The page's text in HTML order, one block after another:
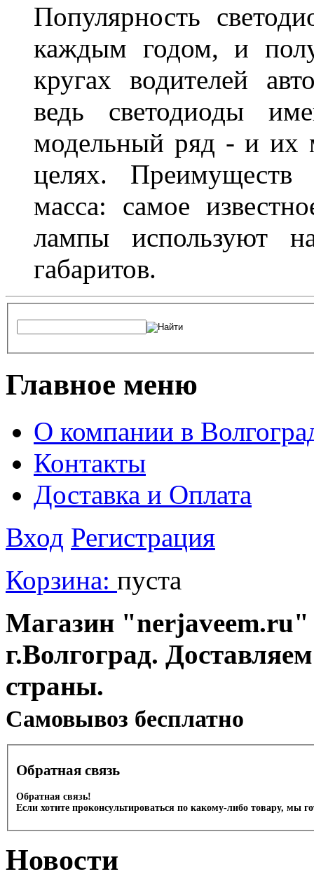
Популярность
каждым годом, и
кругах водителей
ведь светодиоды
модельный ряд - и их
целях.
масса: самое
лампы используют
габаритов.
Главное меню
О компании в
Контакты
Доставка и Оплата
Вход Регистрация
Корзина: пуста
Магазин "nerjaveem.ru"
г.Волгоград.
страны.
Cамовывоз бесплатно
Обратная связь
Обратная связь!
Если хотите проконсультироваться по какому-либо товару, мы
Новости